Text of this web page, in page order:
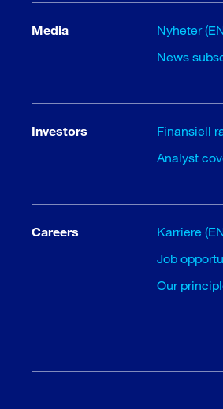
Media
Nyheter
News
Investors
Finansiell
Analyst
Careers
Karriere
Job
Our